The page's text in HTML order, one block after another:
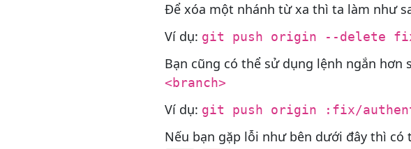
Để xóa một nhánh từ xa thì ta làm như
Ví dụ: git push origin --delete
Bạn cũng có thể sử dụng lệnh ngắn hơn
<branch>
Ví dụ: git push origin :fix/
Nếu bạn gặp lỗi như bên dưới đây thì có